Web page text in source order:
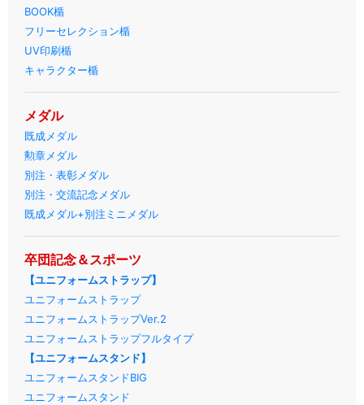
BOOK楯
フリーセレクション楯
UV印刷楯
キャラクター楯
メダル
既成メダル
勲章メダル
別注・表彰メダル
別注・交流記念メダル
既成メダル+別注ミニメダル
卒団記念＆スポーツ
【ユニフォームストラップ】
ユニフォームストラップ
ユニフォームストラップVer.2
ユニフォームストラップフルタイプ
【ユニフォームスタンド】
ユニフォームスタンドBIG
ユニフォームスタンド